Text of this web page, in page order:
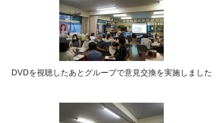
DVDを視聴したあとグループで意見交換を実施しました